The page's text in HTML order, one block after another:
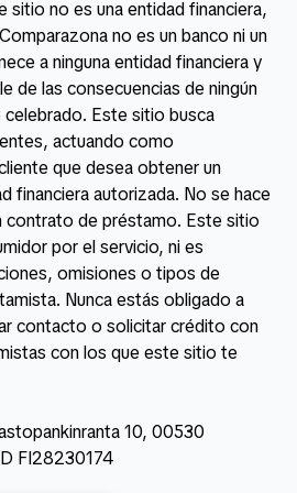
sitio no es una entidad financiera,
no es un banco ni un
a ninguna entidad financiera y
de las consecuencias de ningún
Este sitio busca
actuando como
que desea obtener un
financiera autorizada. No se hace
contrato de préstamo. Este sitio
por el servicio, ni es
omisiones o tipos de
Nunca estás obligado a
contacto o solicitar crédito con
con los que este sitio te
10, 00530
FI28230174